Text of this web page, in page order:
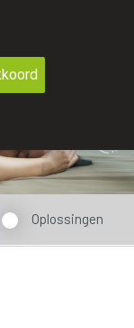
belangrijk, vandaar
Oplossingen